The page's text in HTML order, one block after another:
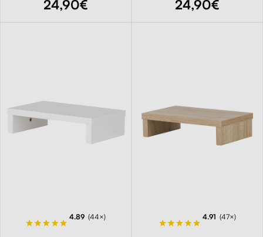
24,90€ 24,90€
4.89 (44×) 4.91 (47×)